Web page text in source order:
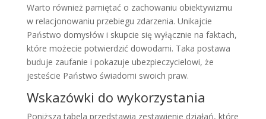
Warto również pamiętać o zachowaniu obiektywizmu
w relacjonowaniu przebiegu zdarzenia. Unikajcie
Państwo domysłów i skupcie się wyłącznie na faktach,
które możecie potwierdzić dowodami. Taka postawa
buduje zaufanie i pokazuje ubezpieczycielowi, że
jesteście Państwo świadomi swoich praw.
Wskazówki do wykorzystania
Poniższa tabela przedstawia zestawienie działań, które